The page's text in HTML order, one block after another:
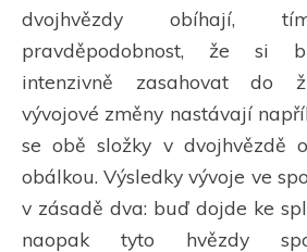
dvojhvězdy obíhají,
pravděpodobnost, že si
intenzivně zasahovat do
vývojové změny nastávají
se obě složky v dvojhvězdě
obálkou. Výsledky vývoje ve
v zásadě dva: buď dojde ke
naopak tyto hvězdy